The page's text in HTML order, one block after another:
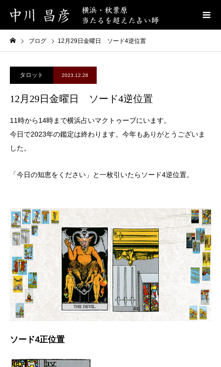
ブログ 12月29日金曜日 ソード4逆位置
タロット 2023.12.28
12月29日金曜日 ソード4逆位置
11時から14時まで横浜占いマクトゥーブにいます。
今日で2023年の鑑定は終わります。今年もありがとうございま
した。
「今日の知恵をください」と一枚引いたらソード4逆位置。
ソード4正位置